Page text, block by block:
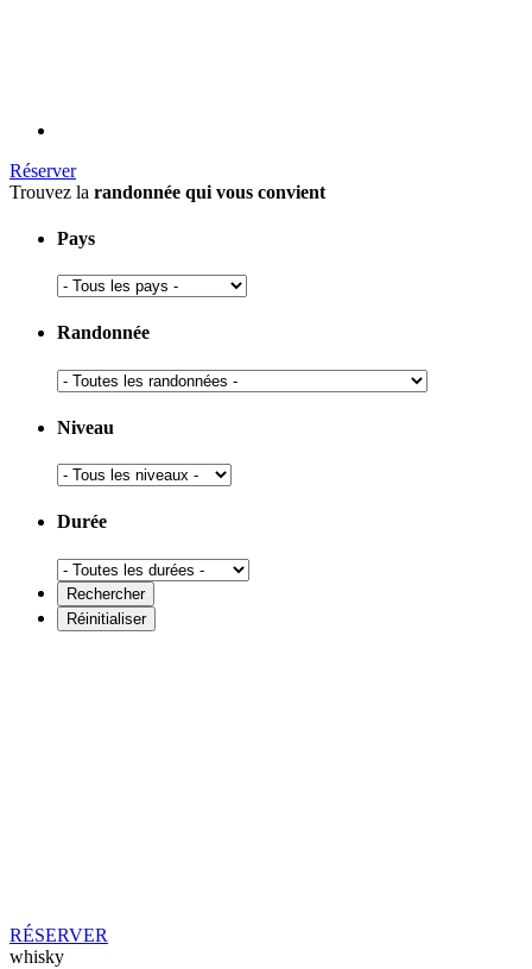
Réserver
Trouvez la randonnée qui vous convient
Pays
Randonnée
Niveau
Durée
RÉSERVER
whisky